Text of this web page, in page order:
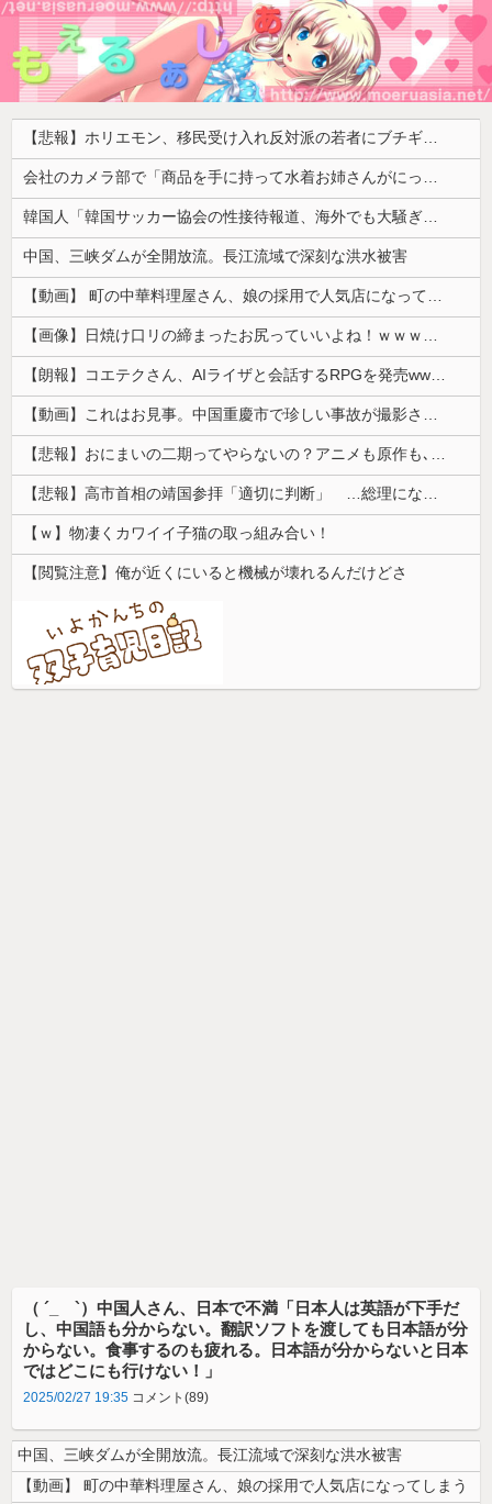
【悲報】ホリエモン、移民受け入れ反対派の若者にブチギレ「差別するなんて最低だ！」 → スタジオ誰も反論できず沈黙 ………
会社のカメラ部で「商品を手に持って水着お姉さんがにっこり」を撮影、だがお姉さんは素人アルバイトで親バレした結果……
韓国人「韓国サッカー協会の性接待報道、海外でも大騒ぎに・・・2002年W杯4強の記録取り消しの声も」→「マジで国の恥だ」「2002年まで疑う価値...
中国、三峡ダムが全開放流。長江流域で深刻な洪水被害
【動画】 町の中華料理屋さん、娘の採用で人気店になってしまう
【画像】日焼け口リの締まったお尻っていいよね！ｗｗｗｗｗ
【朗報】コエテクさん、AIライザと会話するRPGを発売wwwwwwwwwwww
【動画】これはお見事。中国重慶市で珍しい事故が撮影される。
【悲報】おにまいの二期ってやらないの？アニメも原作も､外人からも人気あったのに
【悲報】高市首相の靖国参拝「適切に判断」 …総理になる前の昨年は参拝
【ｗ】物凄くカワイイ子猫の取っ組み合い！
【閲覧注意】俺が近くにいると機械が壊れるんだけどさ
（ ´_ゝ`）中国人さん、日本で不満「日本人は英語が下手だ
し、中国語も分からない。翻訳ソフトを渡しても日本語が分
からない。食事するのも疲れる。日本語が分からないと日本
ではどこにも行けない！」
2025/02/27 19:35 コメント(89)
中国、三峡ダムが全開放流。長江流域で深刻な洪水被害
【動画】 町の中華料理屋さん、娘の採用で人気店になってしまう